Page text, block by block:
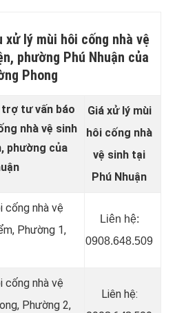
xử lý mùi hôi cống nhà vệ
phường Phú Nhuận của
Phong
tư vấn báo
nhà vệ sinh
phường của
Giá xử lý mùi
hôi cống nhà
vệ sinh tại
Phú Nhuận
cống nhà vệ
Phường 1,
Liên hệ:
0908.648.509
cống nhà vệ
Phường 2,
Liên hệ: